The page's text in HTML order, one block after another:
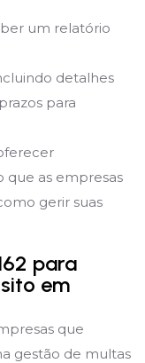
um relatório
detalhes
para
que as empresas
gerir suas
para
em
que
gestão de multas